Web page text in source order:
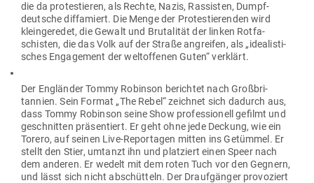
die da pro­tes­tieren, als Rechte, Nazis, Ras­sisten, Dumpf­
deutsche dif­fa­miert. Die Menge der Pro­tes­tie­renden wird
klein­ge­redet, die Gewalt und Bru­ta­lität der linken Rot­fa­
schisten, die das Volk auf der Straße angreifen, als „idea­lis­ti­
sches Enga­gement der welt­of­fenen Guten“ verklärt.
Der Eng­länder Tommy Robinson berichtet nach Groß­bri­
tannien. Sein Format „The Rebel“ zeichnet sich dadurch aus,
dass Tommy Robinson seine Show pro­fes­sionell gefilmt und
geschnitten prä­sen­tiert. Er geht ohne jede Deckung, wie ein
Torero, auf seinen Live-Repor­tagen mitten ins Getümmel. Er
stellt den Stier, umtanzt ihn und plat­ziert einen Speer nach
dem anderen. Er wedelt mit dem roten Tuch vor den Gegnern,
und lässt sich nicht abschütteln. Der Drauf­gänger pro­vo­ziert